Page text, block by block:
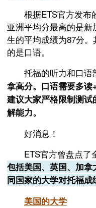
根据ETS官方发布
亚洲平均分最高的是
生的平均成绩为87分
的是口语。
托福的听力和口语
拿高分。口语需要多
建议大家严格限制测
解能力。
好消息！
ETS官方曾盘点了
包括美国、英国、加
同国家的大学对托福成
美国的大学